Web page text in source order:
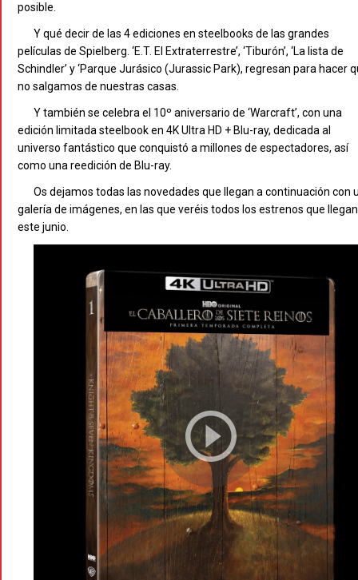
posible.
Y qué decir de las 4 ediciones en steelbooks de las grandes
películas de Spielberg. ‘E.T. El Extraterrestre’, ‘Tiburón’, ‘La lista de
Schindler’ y ‘Parque Jurásico (Jurassic Park), regresan para hacer
no salgamos de nuestras casas.
Y también se celebra el 10º aniversario de ‘Warcraft’, con una
edición limitada steelbook en 4K Ultra HD + Blu-ray, dedicada al
universo fantástico que conquistó a millones de espectadores, así
como una reedición de Blu-ray.
Os dejamos todas las novedades que llegan a continuación con
galería de imágenes, en las que veréis todos los estrenos que llegan
este junio.